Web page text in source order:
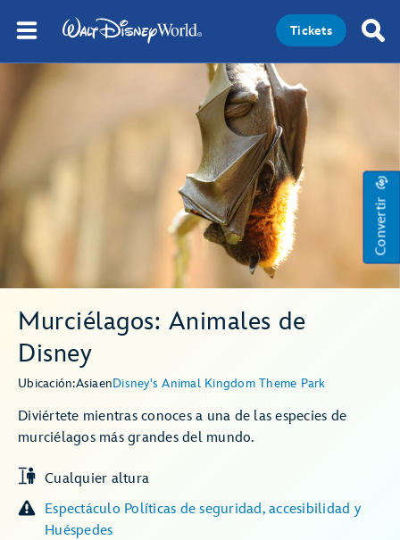
Tickets
Convertir
Murciélagos: Animales de
Disney
Ubicación:AsiaenDisney's Animal Kingdom Theme Park
Diviértete mientras conoces a una de las especies de
murciélagos más grandes del mundo.
Cualquier altura
Espectáculo Políticas de seguridad, accesibilidad y
Huéspedes